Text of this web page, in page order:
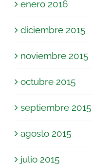
enero 2016
diciembre 2015
noviembre 2015
octubre 2015
septiembre 2015
agosto 2015
julio 2015